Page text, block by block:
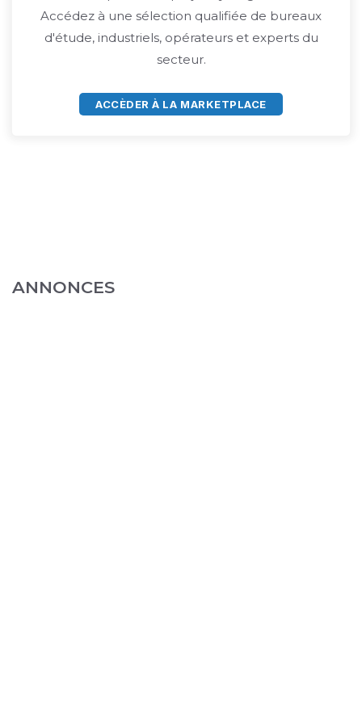
Accédez à une sélection qualifiée de bureaux
d'étude, industriels, opérateurs et experts du
secteur.
ACCÈDER À LA MARKETPLACE
ANNONCES